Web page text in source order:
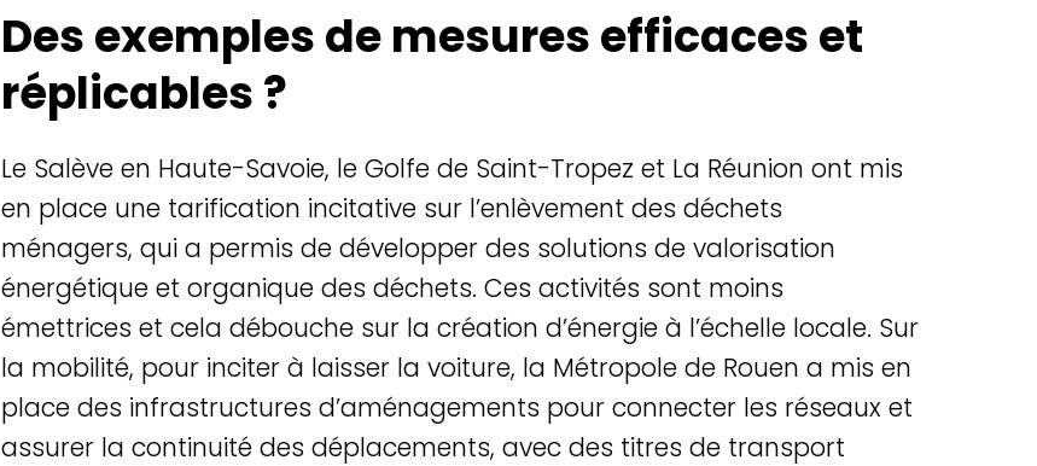
Des exemples de mesures efficaces et
réplicables ?
Le Salève en Haute-Savoie, le Golfe de Saint-Tropez et La Réunion ont mis
en place une tarification incitative sur l’enlèvement des déchets
ménagers, qui a permis de développer des solutions de valorisation
énergétique et organique des déchets. Ces activités sont moins
émettrices et cela débouche sur la création d’énergieà l’échelle locale. Sur
la mobilité, pour inciter à laisser la voiture, la Métropole de Rouen a mis en
place des infrastructures d’aménagements pour connecter les réseaux et
assurer la continuité des déplacements, avec des titres de transport